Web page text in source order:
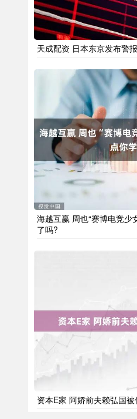
天成配资 日本东京发布警报
海越互赢 周也“赛博电竞少
了吗?
资本E家 阿娇前夫赖弘国